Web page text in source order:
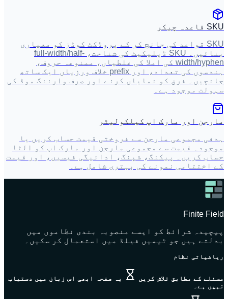
SKU قاعدہ چیکر
SKU قواعد کی جانچ کر کے پروڈکٹ کوڈز کو معیاری
بنائیں۔ SKU ڈپلیکیٹ کی شناخت، full-width/half-
width/hyphen کی املا کی غلطیاں، ممنوعہ حروف،
ہندسوں کی تعداد، اور prefix خلاف ورزیاں ایک ساتھ
جانچیں۔ فرق کو نمایاں کرنے اور صرف وارننگ موڈ کی
سہولت موجود ہے۔
مارجن اور مارک اپ کیلکولیٹر
ہدفی مجموعی مارجن سے فروختی قیمت حساب کریں یا
موجودہ قیمت سے مجموعی مارجن اور مارک اپ کو الٹا
حساب کریں۔ پیکنگ، شپنگ، ادائیگی فیسیں، اور قیمت
کے اختتامی نمونے کی بہتری شامل ہے۔
Finite Field
پیچیدہ شرائط کو ایسے منصوبہ بندی نظاموں میں
بدلتے ہیں جو ٹیمیں فیلڈ میں استعمال کر سکیں۔
ریاضیاتی نظام
مسئلے کے مطابق تلاش کریں
یہ صفحہ ابھی اس زبان میں دستیاب
نہیں ہے۔